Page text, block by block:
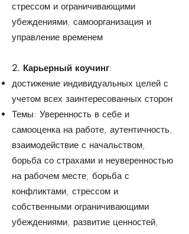
стрессом и ограничивающими
убеждениями, самоорганизация и
управление временем
2. Карьерный коучинг:
достижение индивидуальных целей с
учетом всех заинтересованных сторон
Темы: Уверенность в себе и
самооценка на работе, аутентичность,
взаимодействие с начальством,
борьба со страхами и неуверенностью
на рабочем месте, борьба с
конфликтами, стрессом и
собственными ограничивающими
убеждениями, развитие ценностей,